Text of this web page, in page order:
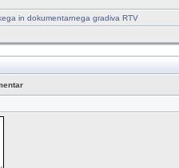
in dokumentarnega gradiva RTV